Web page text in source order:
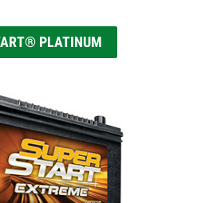
PLATINUM